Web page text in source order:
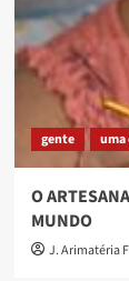
gente
O
MUNDO
J. Arimatéria